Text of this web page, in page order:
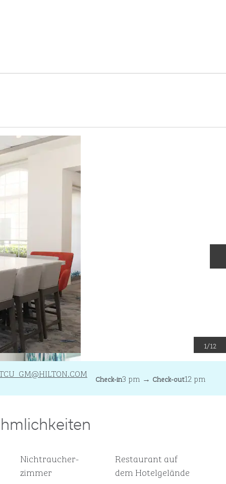
1/12
@HILTON.COM Check-in3 pm → Check-out12 pm
Nichtraucher­
zimmer
Restaurant auf
dem Hotelgelände